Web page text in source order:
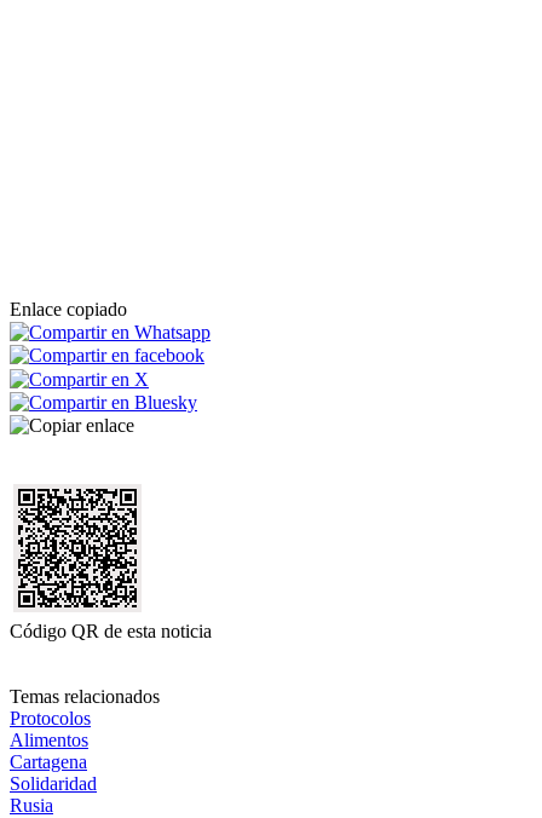
Enlace copiado
Código QR de esta noticia
Temas relacionados
Protocolos
Alimentos
Cartagena
Solidaridad
Rusia